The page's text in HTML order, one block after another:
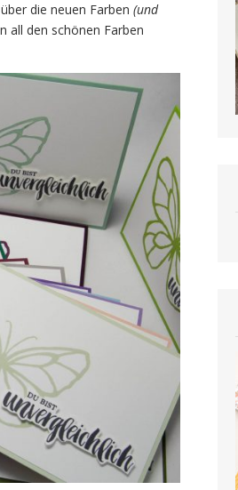
die neuen Farben (und
all den schönen Farben